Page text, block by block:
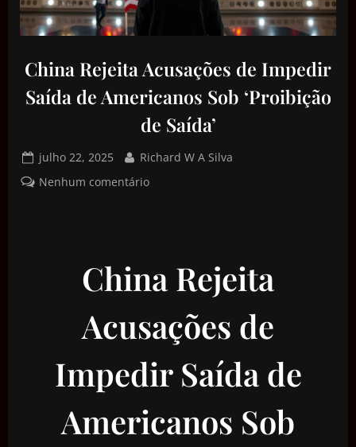
China Rejeita Acusações de Impedir
Saída de Americanos Sob ‘Proibição
de Saída’
julho 22, 2025
Richard W A Silva
Nenhum comentário
China Rejeita
Acusações de
Impedir Saída de
Americanos Sob